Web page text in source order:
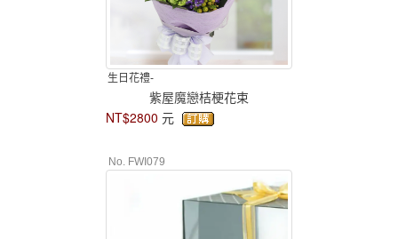
生日花禮-
紫屋魔戀桔梗花束
NT$2800 元
No. FWI079